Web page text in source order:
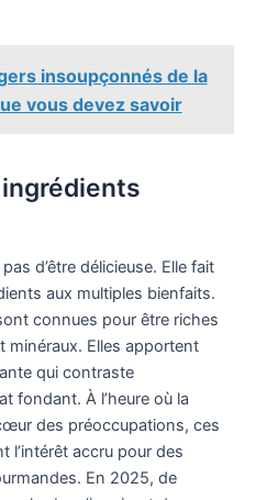
insoupçonnés de la
vous devez savoir
d’être délicieuse. Elle fait
aux multiples bienfaits.
connues pour être riches
minéraux. Elles apportent
qui contraste
fondant. À l’heure où la
des préoccupations, ces
l’intérêt accru pour des
En 2025, de